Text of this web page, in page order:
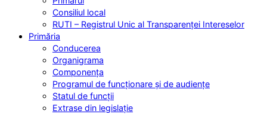
Consiliul local
RUTI – Registrul Unic al Transparenței Intereselor
Primăria
Conducerea
Organigrama
Componența
Programul de funcționare și de audiențe
Statul de funcții
Extrase din legislație